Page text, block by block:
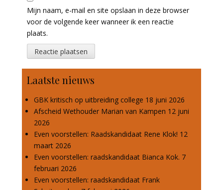
Mijn naam, e-mail en site opslaan in deze browser
voor de volgende keer wanneer ik een reactie
plaats.
Laatste nieuws
GBK kritisch op uitbreiding college 18 juni 2026
Afscheid Wethouder Marian van Kampen 12 juni
2026
Even voorstellen: Raadskandidaat Rene Klok! 12
maart 2026
Even voorstellen: raadskandidaat Bianca Kok. 7
februari 2026
Even voorstellen: raadskandidaat Frank